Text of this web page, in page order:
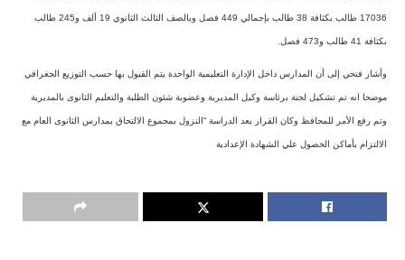
17036 طالب بكثافة 38 طالب بإجمالي 449 فصل وبالصف الثالث الثانوي 19 ألف و245 طالب
بكثافة 41 طالب و473 فصل.
وأشار فتحي إلى أن المدارس داخل الإدارة التعليمية الواحدة يتم القبول بها حسب التوزيع الجغرافي
موضحا انه تم تشكيل لجنة برئاسة وكيل المديرية وعضوية شئون الطلبة والتعليم الثانوى بالمديرية
وتم رفع الأمر للمحافظ وكان القرار بعد الدراسة “النزول بمجموع الالتحاق بمدارس الثانوى العام مع
الالتزام بأماكن الحصول علي الشهادة الإعدادية